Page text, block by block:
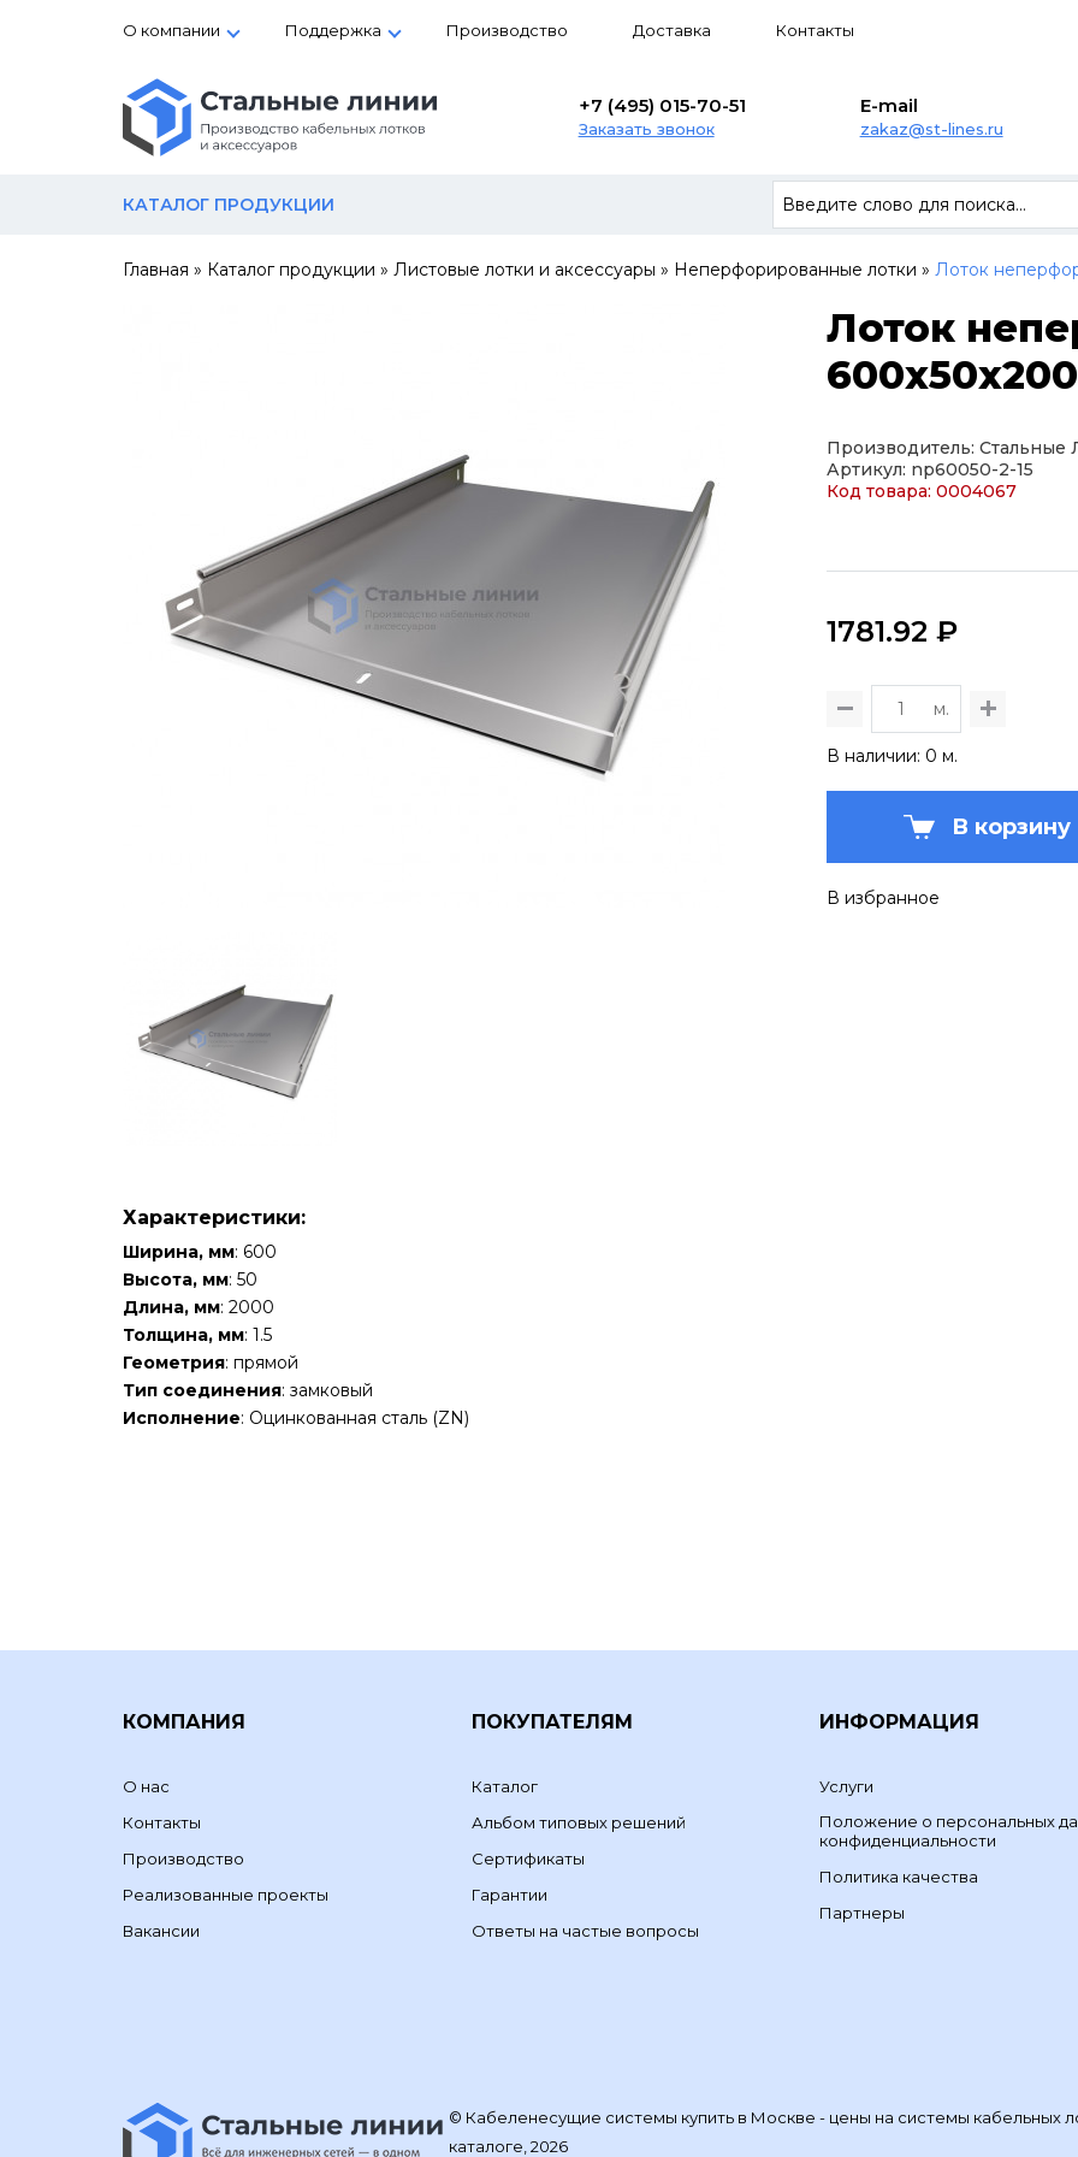
О компании Поддержка Производство Доставка Контакты
+7 (495) 015-70-51
Заказать звонок
E-mail
zakaz@st-lines.ru
КАТАЛОГ ПРОДУКЦИИ
Главная » Каталог продукции » Листовые лотки и аксессуары » Неперфорированные лотки » Лоток
Лоток
Производитель: Стальные
Артикул: np60050-2-15
Код товара: 0004067
1781.92 ₽
м.
В наличии: 0 м.
В корзину
В избранное
Характеристики:
Ширина, мм: 600
Высота, мм: 50
Длина, мм: 2000
Толщина, мм: 1.5
Геометрия: прямой
Тип соединения: замковый
Исполнение: Оцинкованная сталь (ZN)
КОМПАНИЯ
О нас
Контакты
Производство
Реализованные проекты
Вакансии
ПОКУПАТЕЛЯМ
Каталог
Альбом типовых решений
Сертификаты
Гарантии
Ответы на частые вопросы
ИНФОРМАЦИЯ
Услуги
Положение о персональных
конфиденциальности
Политика качества
Партнеры
© Кабеленесущие системы купить в Москве - цены на системы кабельных
каталоге, 2026